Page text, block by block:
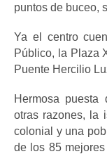
puntos de buceo,
Ya el centro
Público, la Plaza
Puente Hercilio
Hermosa puesta
otras razones, la
colonial y una
de los 85